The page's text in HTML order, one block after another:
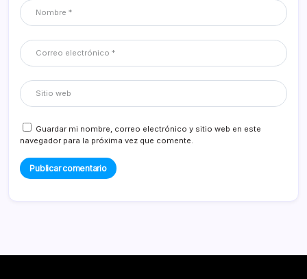
Guardar mi nombre, correo electrónico y sitio web en este
navegador para la próxima vez que comente.